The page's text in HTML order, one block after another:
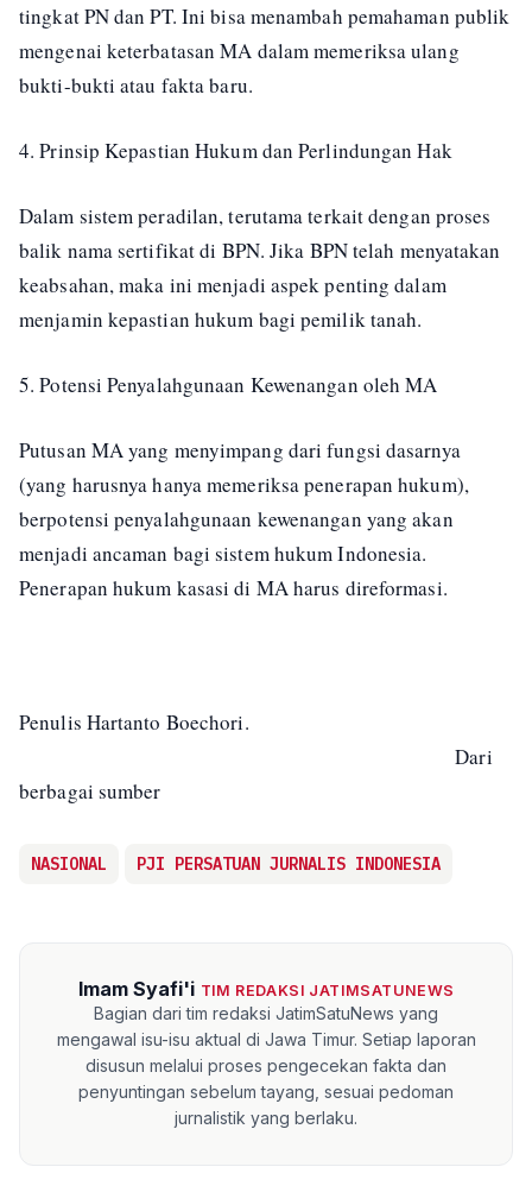
tingkat PN dan PT. Ini bisa menambah pemahaman publik
mengenai keterbatasan MA dalam memeriksa ulang
bukti-bukti atau fakta baru.
4. Prinsip Kepastian Hukum dan Perlindungan Hak
Dalam sistem peradilan, terutama terkait dengan proses
balik nama sertifikat di BPN. Jika BPN telah menyatakan
keabsahan, maka ini menjadi aspek penting dalam
menjamin kepastian hukum bagi pemilik tanah.
5. Potensi Penyalahgunaan Kewenangan oleh MA
Putusan MA yang menyimpang dari fungsi dasarnya
(yang harusnya hanya memeriksa penerapan hukum),
berpotensi penyalahgunaan kewenangan yang akan
menjadi ancaman bagi sistem hukum Indonesia.
Penerapan hukum kasasi di MA harus direformasi.
Penulis Hartanto Boechori.
Dari
berbagai sumber
NASIONAL PJI PERSATUAN JURNALIS INDONESIA
Imam Syafi'i TIM REDAKSI JATIMSATUNEWS
Bagian dari tim redaksi JatimSatuNews yang
mengawal isu-isu aktual di Jawa Timur. Setiap laporan
disusun melalui proses pengecekan fakta dan
penyuntingan sebelum tayang, sesuai pedoman
jurnalistik yang berlaku.